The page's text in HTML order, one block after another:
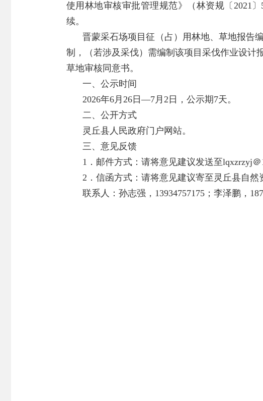
使用林地审核审批管理规范》（林资规〔2021
续。
晋蒙采石场项目征（占）用林地、草地报告
制，（若涉及采伐）需编制该项目采伐作业设计
草地审核同意书。
一、公示时间
2026年6月26日—7月2日，公示期7天。
二、公开方式
灵丘县人民政府门户网站。
三、意见反馈
1．邮件方式：请将意见建议发送至lqxzrzyj＠
2．信函方式：请将意见建议寄至灵丘县自然
联系人：孙志强，13934757175；李泽鹏，